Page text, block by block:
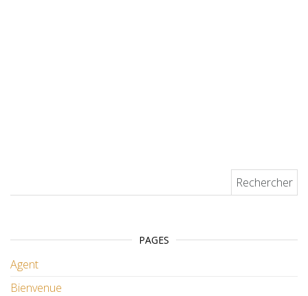
PAGES
Agent
Bienvenue